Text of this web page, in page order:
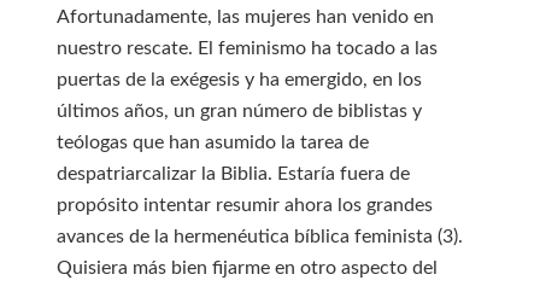
Afortunadamente, las mujeres han venido en
nuestro rescate. El feminismo ha tocado a las
puertas de la exégesis y ha emergido, en los
últimos años, un gran número de biblistas y
teólogas que han asumido la tarea de
despatriarcalizar la Biblia. Estaría fuera de
propósito intentar resumir ahora los grandes
avances de la hermenéutica bíblica feminista (3).
Quisiera más bien fijarme en otro aspecto del